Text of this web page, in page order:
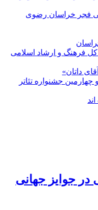
فجر خراسان رضوی
فرهنگ و ارشاد اسلامی
داتان»
جشنواره تئاتر
جوایز جهانی